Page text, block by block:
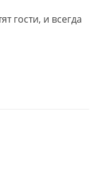
гости, и всегда